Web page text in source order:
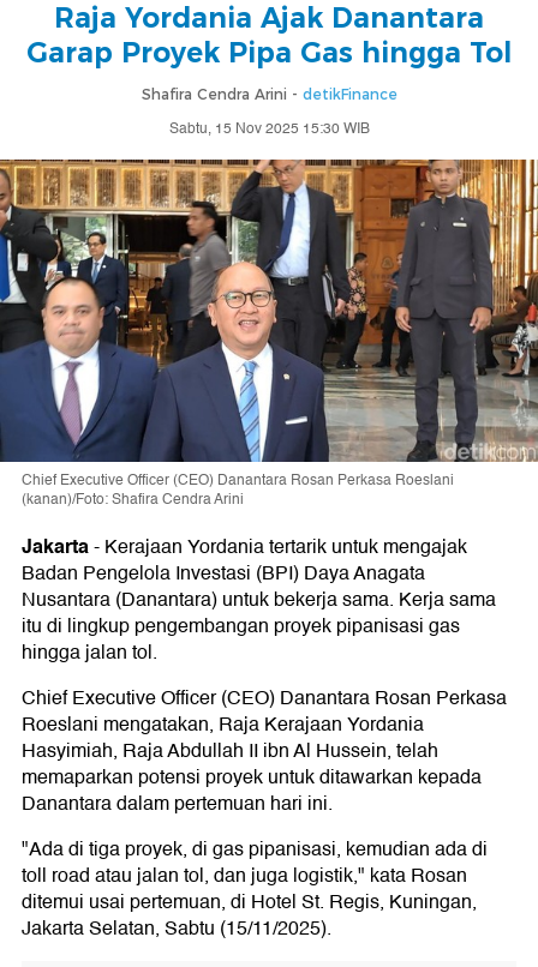
Raja Yordania Ajak Danantara
Garap Proyek Pipa Gas hingga Tol
Shafira Cendra Arini - detikFinance
Sabtu, 15 Nov 2025 15:30 WIB
Chief Executive Officer (CEO) Danantara Rosan Perkasa Roeslani
(kanan)/Foto: Shafira Cendra Arini
Jakarta-Kerajaan Yordania tertarik untuk mengajak
Badan Pengelola Investasi (BPI) Daya Anagata
Nusantara (Danantara) untuk bekerja sama. Kerja sama
itu di lingkup pengembangan proyek pipanisasi gas
hingga jalan tol.
Chief Executive Officer (CEO) Danantara Rosan Perkasa
Roeslani mengatakan, Raja Kerajaan Yordania
Hasyimiah, Raja Abdullah II ibn Al Hussein, telah
memaparkan potensi proyek untuk ditawarkan kepada
Danantara dalam pertemuan hari ini.
"Ada di tiga proyek, di gas pipanisasi, kemudian ada di
toll road atau jalan tol, dan juga logistik," kata Rosan
ditemui usai pertemuan, di Hotel St. Regis, Kuningan,
Jakarta Selatan, Sabtu (15/11/2025).